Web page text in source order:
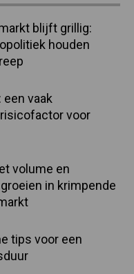
blijft grillig:
houden
een vaak
voor
volume en
in krimpende
tips voor een